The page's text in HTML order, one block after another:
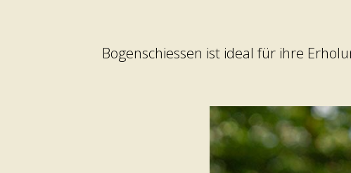
Bogenschiessen ist ideal für ihre